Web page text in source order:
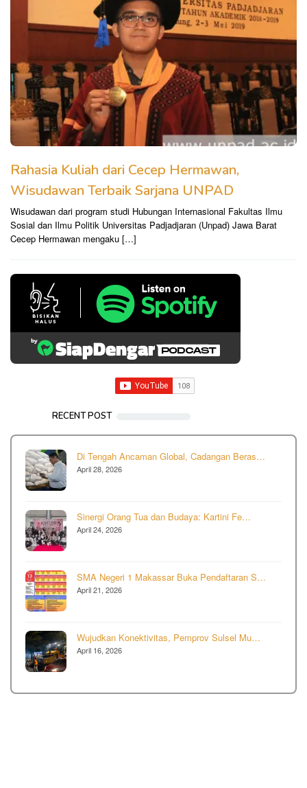
Rahasia Kuliah dari Cecep Hermawan,
Wisudawan Terbaik Sarjana UNPAD
Wisudawan dari program studi Hubungan Internasional Fakultas Ilmu
Sosial dan Ilmu Politik Universitas Padjadjaran (Unpad) Jawa Barat
Cecep Hermawan mengaku […]
RECENT POST
Di Tengah Ancaman Global, Cadangan Beras…
April 28, 2026
Sinergi Orang Tua dan Budaya: Kartini Fe…
April 24, 2026
SMA Negeri 1 Makassar Buka Pendaftaran S…
April 21, 2026
Wujudkan Konektivitas, Pemprov Sulsel Mu…
April 16, 2026